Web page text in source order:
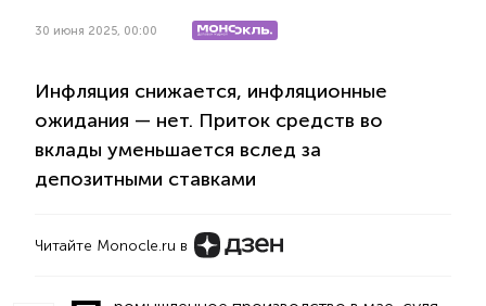
30 июня 2025, 00:00
Инфляция снижается, инфляционные
ожидания — нет. Приток средств во
вклады уменьшается вслед за
депозитными ставками
Читайте Monocle.ru в